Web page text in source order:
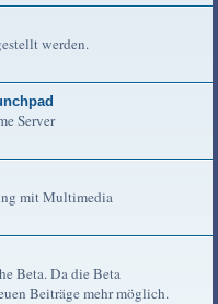
werden.
Server
mit Multimedia
Beta. Da die Beta
Beiträge mehr möglich.